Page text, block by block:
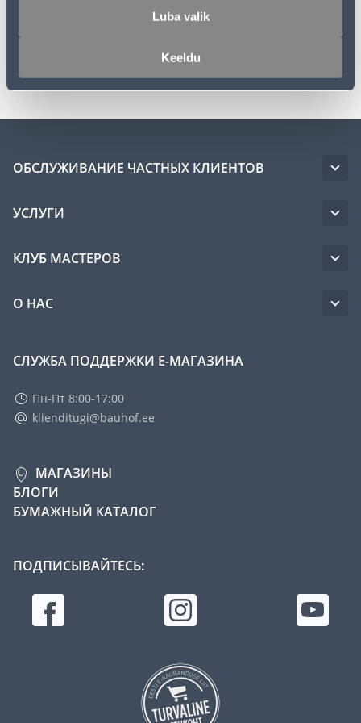
Luba valik
Keeldu
ОБСЛУЖИВАНИЕ ЧАСТНЫХ КЛИЕНТОВ
УСЛУГИ
КЛУБ МАСТЕРОВ
О НАС
СЛУЖБА ПОДДЕРЖКИ Е-МАГАЗИНА
Пн-Пт 8:00-17:00
klienditugi@bauhof.ee
МАГАЗИНЫ
БЛОГИ
БУМАЖНЫЙ КАТАЛОГ
ПОДПИСЫВАЙТЕСЬ: